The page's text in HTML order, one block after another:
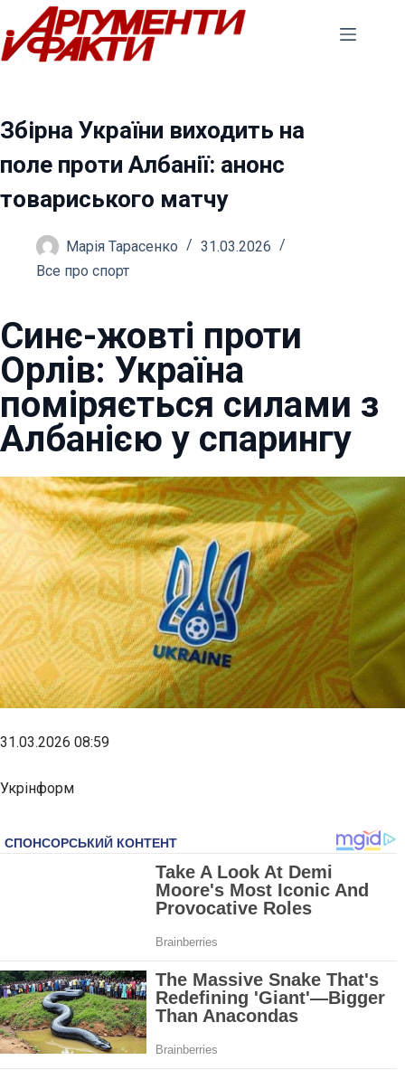
Перейти
до
вмісту
Збірна України виходить на
поле проти Албанії: анонс
товариського матчу
Марія Тарасенко
31.03.2026
Все про спорт
Синє-жовті проти
Орлів: Україна
поміряється силами з
Албанією у спарингу
31.03.2026 08:59
Укрінформ